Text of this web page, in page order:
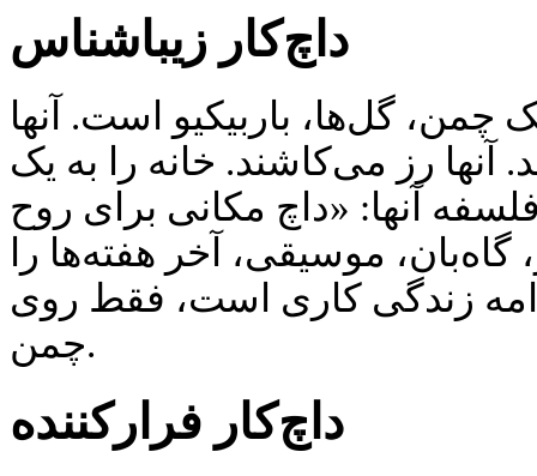
داچ‌کار زیباشناس
چمن، گل‌ها، باربیکیو است. آنها
رز می‌کاشند. خانه را به یک
آنها: «داچ مکانی برای روح
گاه‌بان، موسیقی، آخر هفته‌ها را
زندگی کاری است، فقط روی
چمن.
داچ‌کار فرارکننده